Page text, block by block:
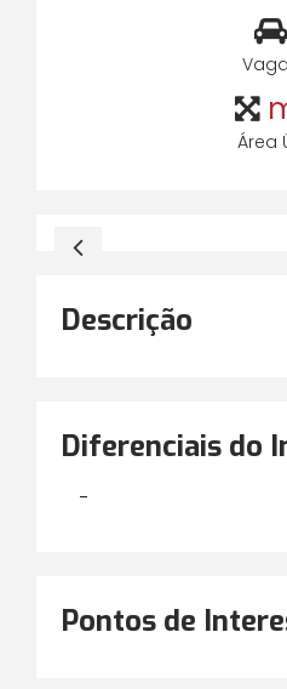
Área
Descrição
Diferenciais do
-
Pontos de